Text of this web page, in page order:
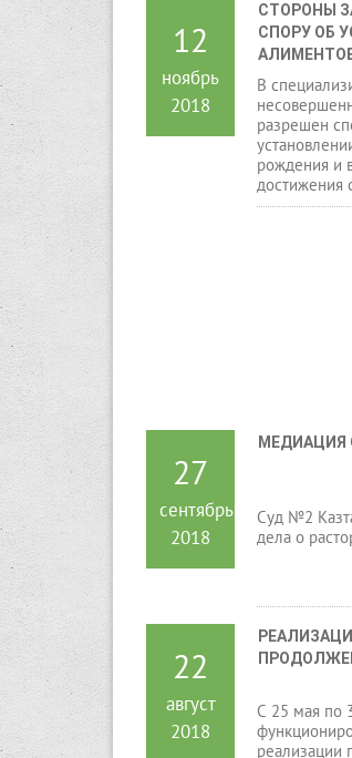
12
ноябрь
2018
СТОРОНЫ
СПОРУ ОБ
В
разрешен
рождения и
достижения
27
сентябрь
2018
МЕДИАЦИЯ
Суд №2
дела о
22
август
2018
С 25 мая по
реализации